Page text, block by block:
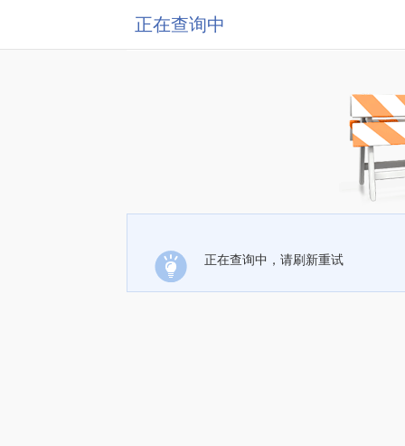
正在查询中
正在查询中，请刷新重试